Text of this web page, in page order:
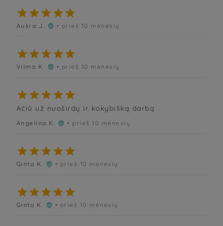

Aušra J.  • prieš 10 mėnesių

Vilma K.  • prieš 10 mėnesių

Ačiū už nuoširdų ir kokybišką darbą
Angelina K.  • prieš 10 mėnesių

Ginta K.  • prieš 10 mėnesių

Ginta K.  • prieš 10 mėnesių